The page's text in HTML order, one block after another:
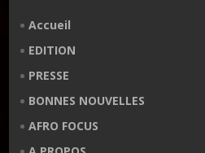
Accueil
EDITION
PRESSE
BONNES NOUVELLES
AFRO FOCUS